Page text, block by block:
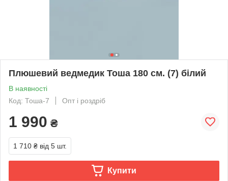
Плюшевий ведмедик Тоша 180 см. (7) білий
В наявності
Код: Тоша-7
Опт і роздріб
1 990 ₴
1 710 ₴ від 5 шт.
Купити